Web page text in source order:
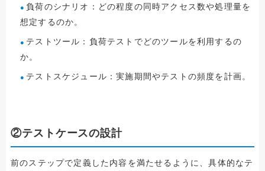
負荷のシナリオ：どの程度の同時アクセス数や処理量を
想定するのか。
テストツール：負荷テストでどのツールを利用するの
か。
テストスケジュール：実施期間やテストの頻度を計画。
②テストケースの設計
前のステップで定義した内容を満たせるように、具体的なテ